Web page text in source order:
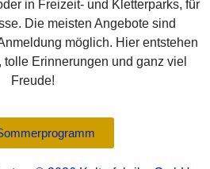
in Freizeit- und Kletterparks, für
Die meisten Angebote sind
möglich. Hier entstehen
Erinnerungen und ganz viel
Freude!